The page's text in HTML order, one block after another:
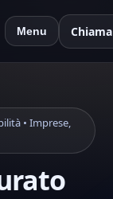
Menu Chiama
• Imprese,